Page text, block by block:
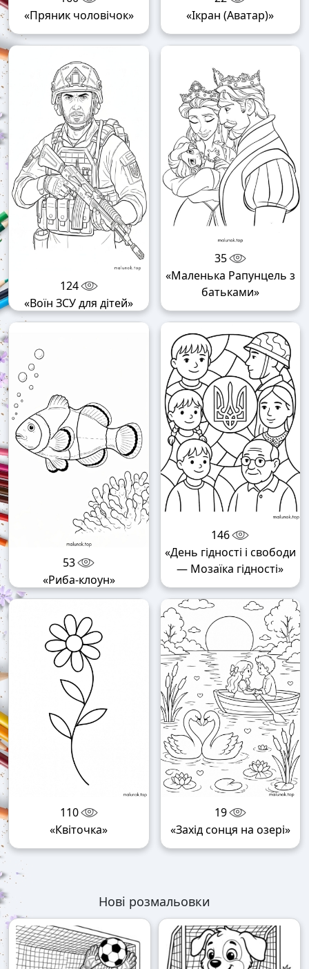
«Пряник чоловічок»
«Ікран (Аватар)»
124
«Воїн ЗСУ для дітей»
35
«Маленька Рапунцель з
батьками»
53
«Риба-клоун»
146
«День гідності і свободи
— Мозаїка гідності»
110
«Квіточка»
19
«Захід сонця на озері»
Нові розмальовки